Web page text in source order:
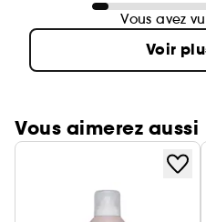
Vous avez
Voir
Vous aimerez aussi